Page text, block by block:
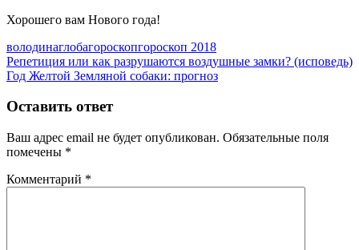
Хорошего вам Нового года!
володинаглобагороскопгороскоп 2018
Навигация
по
записям
Предыдущая
запись:
Репетиция или как разрушаются воздушные замки? (исповедь)
Следующая
Год Желтой Земляной собаки: прогноз
Оставить ответ
Ваш адрес email не будет опубликован. Обязательные поля
помечены *
Комментарий *